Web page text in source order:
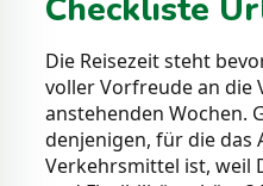
Checkliste
Die Reisezeit steht
voller Vorfreude an
anstehenden Wochen.
denjenigen, für die das
Verkehrsmittel ist, weil